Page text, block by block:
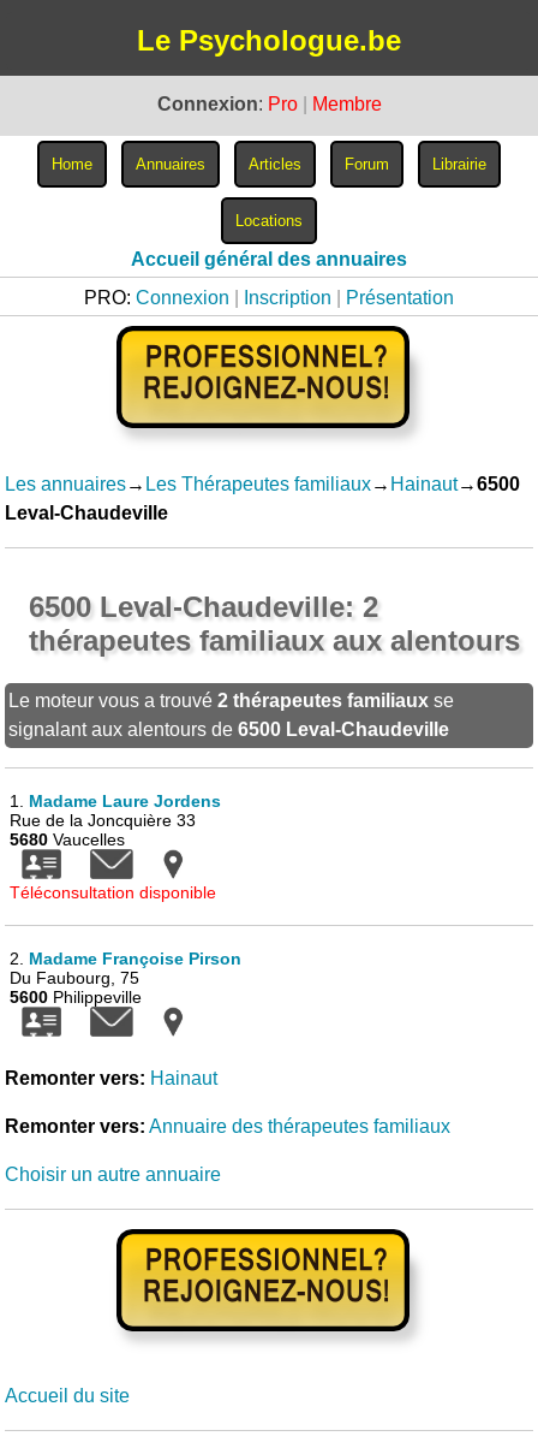
Le Psychologue.be
Connexion: Pro Membre
Accueil général des annuaires
PRO: Connexion Inscription Présentation
Les annuaires→ Les Thérapeutes familiaux→ Hainaut→6500
Leval-Chaudeville
6500 Leval-Chaudeville: 2
thérapeutes familiaux aux alentours
Le moteur vous a trouvé2 thérapeutes familiaux se
signalant aux alentours de6500 Leval-Chaudeville
1. Madame Laure Jordens
Rue de la Joncquière 33
5680 Vaucelles
Téléconsultation disponible
2. Madame Françoise Pirson
Du Faubourg, 75
5600 Philippeville
Remonter vers: Hainaut
Remonter vers: Annuaire des thérapeutes familiaux
Choisir un autre annuaire
Accueil du site